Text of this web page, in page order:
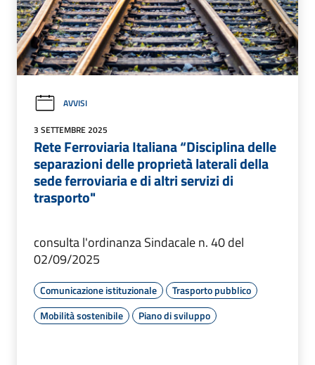
AVVISI
3 SETTEMBRE 2025
Rete Ferroviaria Italiana “Disciplina delle
separazioni delle proprietà laterali della
sede ferroviaria e di altri servizi di
trasporto"
consulta l'ordinanza Sindacale n. 40 del
02/09/2025
Comunicazione istituzionale
Trasporto pubblico
Mobilità sostenibile
Piano di sviluppo